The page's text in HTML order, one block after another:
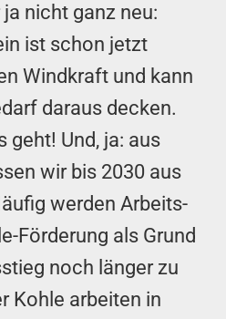
nicht ganz neu:
ist schon jetzt
Wind­kraft und kann
daraus decken.
geht! Und, ja: aus
wir bis 2030 aus
werden Arbeits­
Förderung als Grund
noch länger zu
Kohle arbeiten in